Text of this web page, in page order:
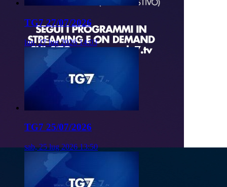
TG7 27/07/2026
lun, 27 lug 2026 14:03
TG7 25/07/2026
sab, 25 lug 2026 13:50